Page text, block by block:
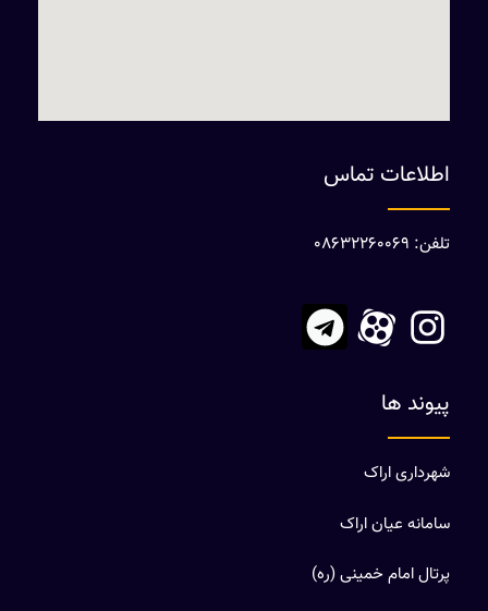
اطلاعات تماس
تلفن: 08632260069
پیوند ها
شهرداری اراک
سامانه عیان اراک
پرتال امام خمینی (ره)